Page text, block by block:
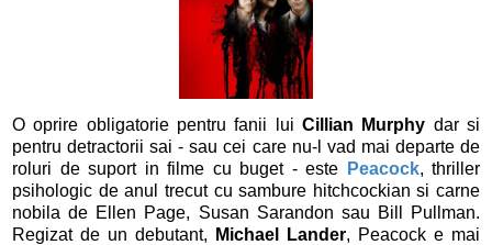
O oprire obligatorie pentru fanii lui Cillian Murphy dar si
pentru detractorii sai - sau cei care nu-l vad mai departe de
roluri de suport in filme cu buget - este
Peacock, thriller
psihologic de anul trecut cu sambure hitchcockian si carne
nobila de Ellen Page, Susan Sarandon sau Bill Pullman.
Regizat de un debutant,
Michael Lander, Peacock e mai